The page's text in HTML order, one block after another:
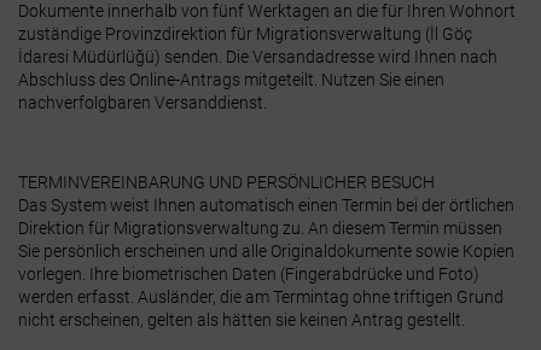
Dokumente innerhalb von fünf Werktagen an die für Ihren Wohnort
zuständige Provinzdirektion für Migrationsverwaltung (İl Göç
İdaresi Müdürlüğü) senden. Die Versandadresse wird Ihnen nach
Abschluss des Online-Antrags mitgeteilt. Nutzen Sie einen
nachverfolgbaren Versanddienst.
TERMINVEREINBARUNG UND PERSÖNLICHER BESUCH
Das System weist Ihnen automatisch einen Termin bei der örtlichen
Direktion für Migrationsverwaltung zu. An diesem Termin müssen
Sie persönlich erscheinen und alle Originaldokumente sowie Kopien
vorlegen. Ihre biometrischen Daten (Fingerabdrücke und Foto)
werden erfasst. Ausländer, die am Termintag ohne triftigen Grund
nicht erscheinen, gelten als hätten sie keinen Antrag gestellt.